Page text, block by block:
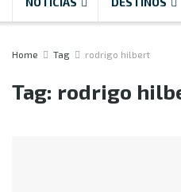
Home Tag rodrigo hilbert
Tag: rodrigo